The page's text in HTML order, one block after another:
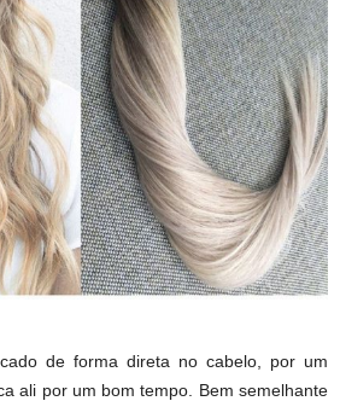
de forma direta no cabelo, por um
ali por um bom tempo. Bem semelhante